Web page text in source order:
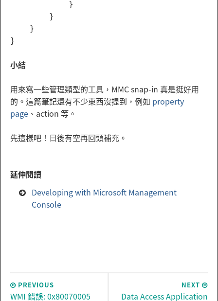
            }
        }
    }
小結
用來寫一些管理類型的工具，MMC snap-in 真是挺好用
的。這篇筆記還有不少東西沒提到，例如 property
page 、action 等。
先這樣吧！日後有空再回頭補充。
延伸閱讀
Developing with Microsoft Management
Console
NEXT
Data Access Application
PREVIOUS
WMI 錯誤: 0x80070005